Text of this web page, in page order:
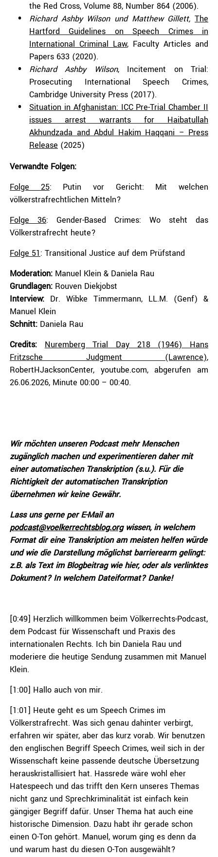
the Red Cross, Volume 88, Number 864 (2006).
Richard Ashby Wilson und Matthew Gillett, The
Hartford Guidelines on Speech Crimes in
International Criminal Law, Faculty Articles and
Papers 633 (2020).
Richard Ashby Wilson, Incitement on Trial:
Prosecuting International Speech Crimes,
Cambridge University Press (2017).
Situation in Afghanistan: ICC Pre-Trial Chamber II
issues arrest warrants for Haibatullah
Akhundzada and Abdul Hakim Haqqani – Press
Release (2025)
Verwandte Folgen:
Folge 25: Putin vor Gericht: Mit welchen
völkerstrafrechtlichen Mitteln?
Folge 36: Gender-Based Crimes: Wo steht das
Völkerstrafrecht heute?
Folge 51: Transitional Justice auf dem Prüfstand
Moderation: Manuel Klein & Daniela Rau
Grundlagen: Rouven Diekjobst
Interview: Dr. Wibke Timmermann, LL.M. (Genf) &
Manuel Klein
Schnitt: Daniela Rau
Credits: Nuremberg Trial Day 218 (1946) Hans
Fritzsche Judgment (Lawrence),
RobertHJacksonCenter, youtube.com, abgerufen am
26.06.2026, Minute 00:00 – 00:40.
Wir möchten unseren Podcast mehr Menschen
zugänglich machen und experimentieren daher mit
einer automatischen Transkription (s.u.). Für die
Richtigkeit der automatischen Transkription
übernehmen wir keine Gewähr.
Lass uns gerne per E-Mail an
podcast@voelkerrechtsblog.orgwissen, in welchem
Format dir eine Transkription am meisten helfen würde
und wie die Darstellung möglichst barrierearm gelingt:
z.B. als Text im Blogbeitrag wie hier, oder als verlinktes
Dokument? In welchem Dateiformat? Danke!
[0:49] Herzlich willkommen beim Völkerrechts-Podcast,
dem Podcast für Wissenschaft und Praxis des
internationalen Rechts. Ich bin Daniela Rau und
moderiere die heutige Sendung zusammen mit Manuel
Klein.
[1:00] Hallo auch von mir.
[1:01] Heute geht es um Speech Crimes im
Völkerstrafrecht. Was sich genau dahinter verbirgt,
erfahren wir später, aber das kurz vorab. Wir benutzen
den englischen Begriff Speech Crimes, weil sich in der
Wissenschaft keine passende deutsche Übersetzung
herauskristallisiert hat. Hassrede wäre wohl eher
Hatespeech und das trifft den Kern unseres Themas
nicht ganz und Sprechkriminalität ist einfach kein
gängiger Begriff dafür. Unser Thema hat auch eine
historische Dimension. Dazu habt ihr gerade schon
einen O-Ton gehört. Manuel, worum ging es denn da
und warum hast du diesen O-Ton ausgewählt?